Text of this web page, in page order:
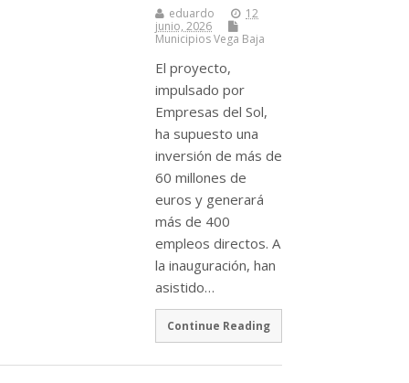
eduardo
12
junio, 2026
Municipios Vega Baja
El proyecto,
impulsado por
Empresas del Sol,
ha supuesto una
inversión de más de
60 millones de
euros y generará
más de 400
empleos directos. A
la inauguración, han
asistido…
Continue Reading